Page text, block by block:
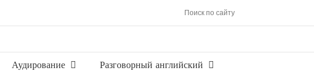
Поиск по сайту
Аудирование Разговорный английский